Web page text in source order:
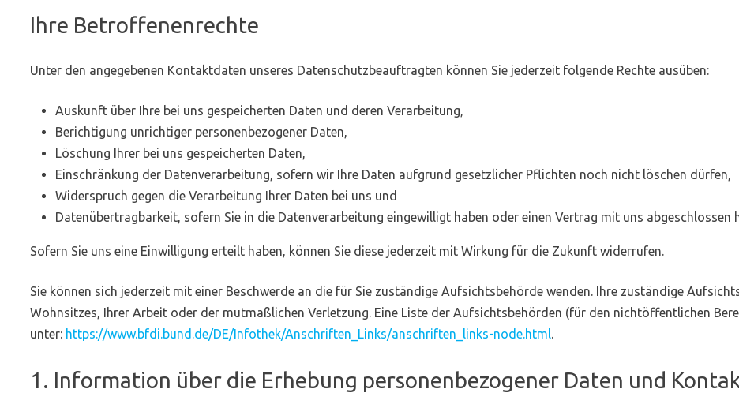
Ihre Betroffenenrechte
Unter den angegebenen Kontaktdaten unseres Datenschutzbeauftragten können Sie jederzeit folgende Rechte ausüben:
Auskunft über Ihre bei uns gespeicherten Daten und deren Verarbeitung,
Berichtigung unrichtiger personenbezogener Daten,
Löschung Ihrer bei uns gespeicherten Daten,
Einschränkung der Datenverarbeitung, sofern wir Ihre Daten aufgrund gesetzlicher Pflichten noch nicht löschen dürfen,
Widerspruch gegen die Verarbeitung Ihrer Daten bei uns und
Datenübertragbarkeit, sofern Sie in die Datenverarbeitung eingewilligt haben oder einen Vertrag mit uns abgeschlossen
Sofern Sie uns eine Einwilligung erteilt haben, können Sie diese jederzeit mit Wirkung für die Zukunft widerrufen.
Sie können sich jederzeit mit einer Beschwerde an die für Sie zuständige Aufsichtsbehörde wenden. Ihre zuständige
Wohnsitzes, Ihrer Arbeit oder der mutmaßlichen Verletzung. Eine Liste der Aufsichtsbehörden (für den nichtöffentlichen
unter: https://www.bfdi.bund.de/DE/Infothek/Anschriften_Links/anschriften_links-node.html.
1. Information über die Erhebung personenbezogener Daten und